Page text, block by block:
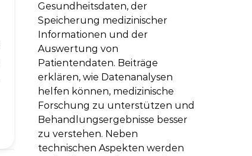
Gesundheitsdaten, der
Speicherung medizinischer
Informationen und der
Auswertung von
Patientendaten. Beiträge
erklären, wie Datenanalysen
helfen können, medizinische
Forschung zu unterstützen und
Behandlungsergebnisse besser
zu verstehen. Neben
technischen Aspekten werden